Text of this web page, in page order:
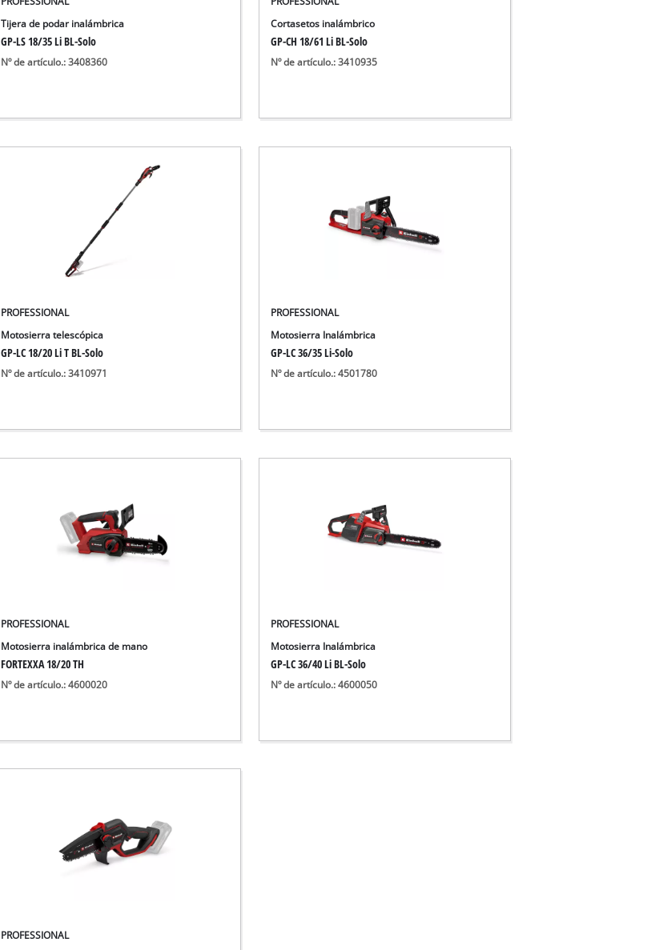
Aspirador de materiales húmedos y secos
Aspiradoras para cenizas
Compresores para automóvil
Máquinas pulidoras
Arrancadores
Tijera de podar inalámbrica
GP-LS 18/35 Li BL-Solo
Nº de artículo.: 3408360
Cortasetos inalámbrico
GP-CH 18/61 Li BL-Solo
Nº de artículo.: 3410935
PROFESSIONAL
Motosierra telescópica
GP-LC 18/20 Li T BL-Solo
Nº de artículo.: 3410971
PROFESSIONAL
Motosierra Inalámbrica
GP-LC 36/35 Li-Solo
Nº de artículo.: 4501780
PROFESSIONAL
Motosierra inalámbrica de mano
FORTEXXA 18/20 TH
Nº de artículo.: 4600020
PROFESSIONAL
Motosierra Inalámbrica
GP-LC 36/40 Li BL-Solo
Nº de artículo.: 4600050
PROFESSIONAL